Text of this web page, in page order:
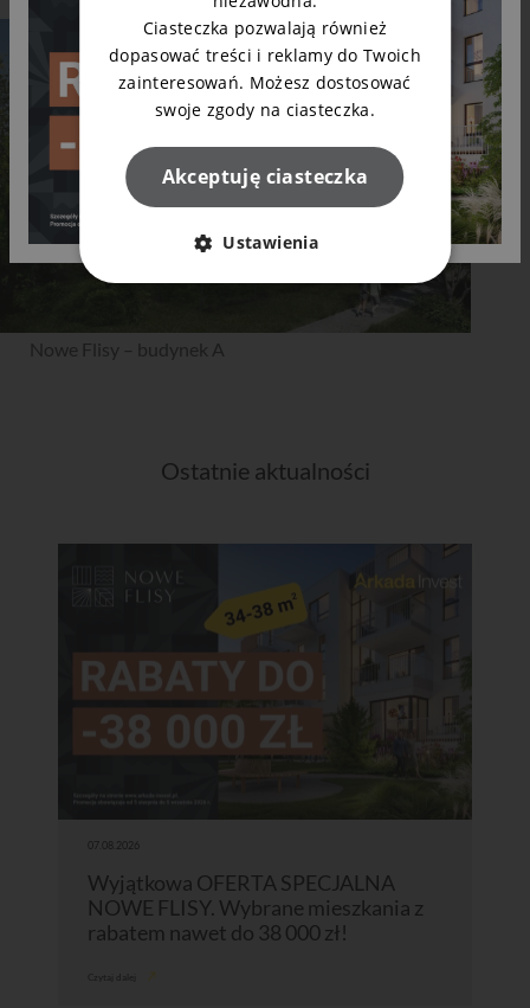
Nowe Flisy – budynek A
Ostatnie aktualności
07.08.2026
Wyjątkowa OFERTA SPECJALNA
NOWE FLISY. Wybrane mieszkania z
rabatem nawet do 38 000 zł!
Ciasteczka pozwalają również
dopasować treści i reklamy do Twoich
zainteresowań. Możesz dostosować
swoje zgody na ciasteczka.
Akceptuję ciasteczka
Ustawienia